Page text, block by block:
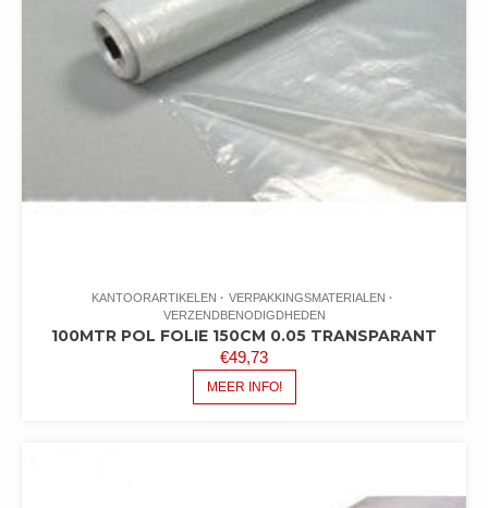
KANTOORARTIKELEN
VERPAKKINGSMATERIALEN
VERZENDBENODIGDHEDEN
100MTR POL FOLIE 150CM 0.05 TRANSPARANT
€49,73
MEER INFO!